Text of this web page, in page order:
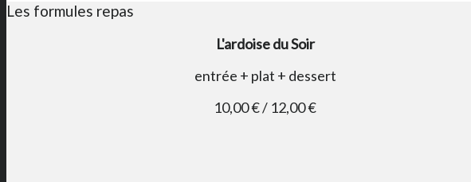
Les formules repas
L'ardoise du Soir
entrée + plat + dessert
10,00 € / 12,00 €